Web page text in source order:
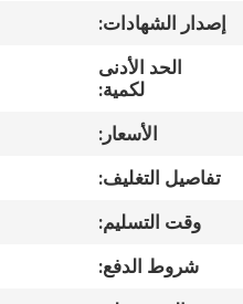
جولة
مراقبة
الجودة
اتصل
إصدار الشهادات:
الحد الأدنى
لكمية:
الأسعار:
تفاصيل التغليف:
وقت التسليم:
شروط الدفع: